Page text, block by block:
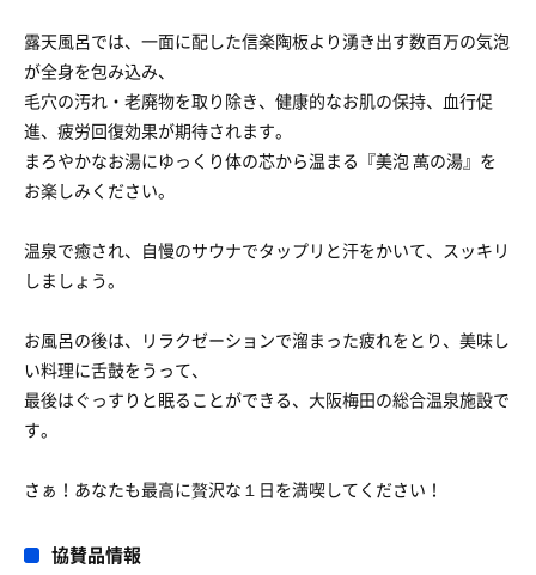
露天風呂では、一面に配した信楽陶板より湧き出す数百万の気泡
が全身を包み込み、
毛穴の汚れ・老廃物を取り除き、健康的なお肌の保持、血行促
進、疲労回復効果が期待されます。
まろやかなお湯にゆっくり体の芯から温まる『美泡 萬の湯』を
お楽しみください。
温泉で癒され、自慢のサウナでタップリと汗をかいて、スッキリ
しましょう。
お風呂の後は、リラクゼーションで溜まった疲れをとり、美味し
い料理に舌鼓をうって、
最後はぐっすりと眠ることができる、大阪梅田の総合温泉施設で
す。
さぁ！あなたも最高に贅沢な１日を満喫してください！
協賛品情報